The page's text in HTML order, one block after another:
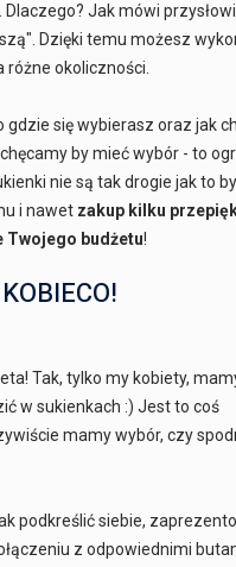
. Dlaczego? Jak mówi
Dzięki temu możesz
różne okoliczności.
gdzie się wybierasz oraz jak
by mieć wybór - to
nie są tak drogie jak to
i nawet zakup kilku
Twojego budżetu!
Tak, tylko my kobiety,
w sukienkach :) Jest to coś
mamy wybór, czy
podkreślić siebie,
z odpowiednimi